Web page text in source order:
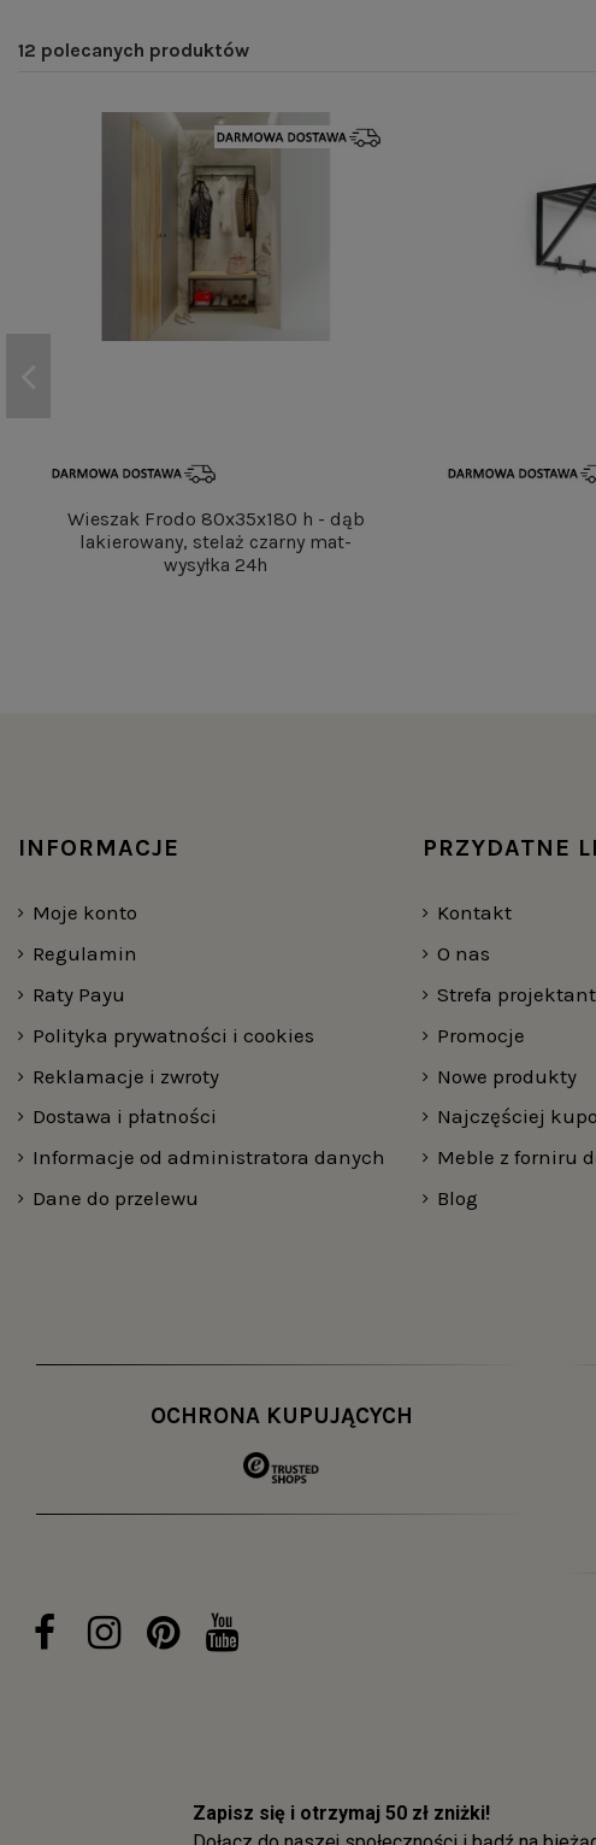
12 polecanych produktów
Wieszak Frodo 80x35x180 h - dąb
lakierowany, stelaż czarny mat-
wysyłka 24h
INFORMACJE
Moje konto
Regulamin
Raty Payu
Polityka prywatności i cookies
Reklamacje i zwroty
Dostawa i płatności
Informacje od administratora danych
Dane do przelewu
PRZYDATNE
Kontakt
O nas
Strefa
Promocje
Nowe produkty
Najczęściej
Meble z forniru
Blog
OCHRONA KUPUJĄCYCH